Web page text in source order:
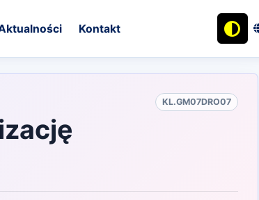
Kontakt
KL.GM07DRO07